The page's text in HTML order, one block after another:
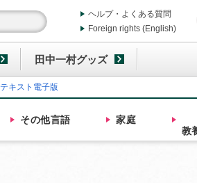
ヘルプ・よくある質問
Foreign rights (English)
田中一村グッズ
テキスト電子版
その他言語 家庭
教